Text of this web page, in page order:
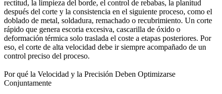
rectitud, la limpieza del borde, el control de rebabas, la planitud
después del corte y la consistencia en el siguiente proceso, como el
doblado de metal, soldadura, remachado o recubrimiento. Un corte
rápido que genera escoria excesiva, cascarilla de óxido o
deformación térmica solo traslada el coste a etapas posteriores. Por
eso, el corte de alta velocidad debe ir siempre acompañado de un
control preciso del proceso.
Por qué la Velocidad y la Precisión Deben Optimizarse
Conjuntamente